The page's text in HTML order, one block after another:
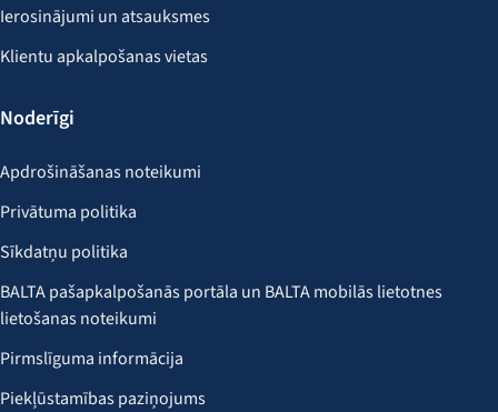
Ierosinājumi un atsauksmes
Klientu apkalpošanas vietas
Noderīgi
Apdrošināšanas noteikumi
Privātuma politika
Sīkdatņu politika
BALTA pašapkalpošanās portāla un BALTA mobilās lietotnes
lietošanas noteikumi
Pirmslīguma informācija
Piekļūstamības paziņojums